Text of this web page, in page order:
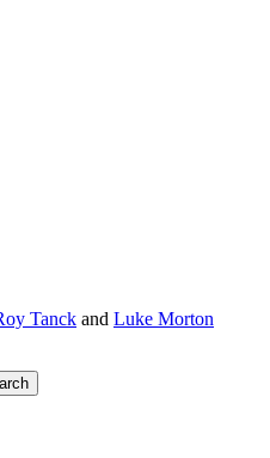
Tanck and Luke Morton